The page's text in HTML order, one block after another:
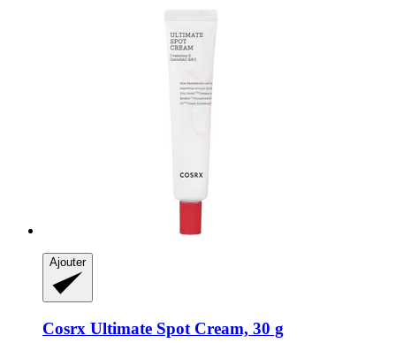
Ajouter
Cosrx Ultimate Spot Cream, 30 g